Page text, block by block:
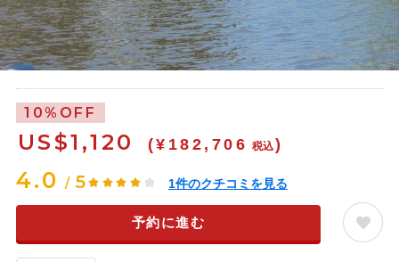
10%OFF
US$1,120 (¥182,706 税込)
4.0 / 5 1件のクチコミを見る
予約に進む